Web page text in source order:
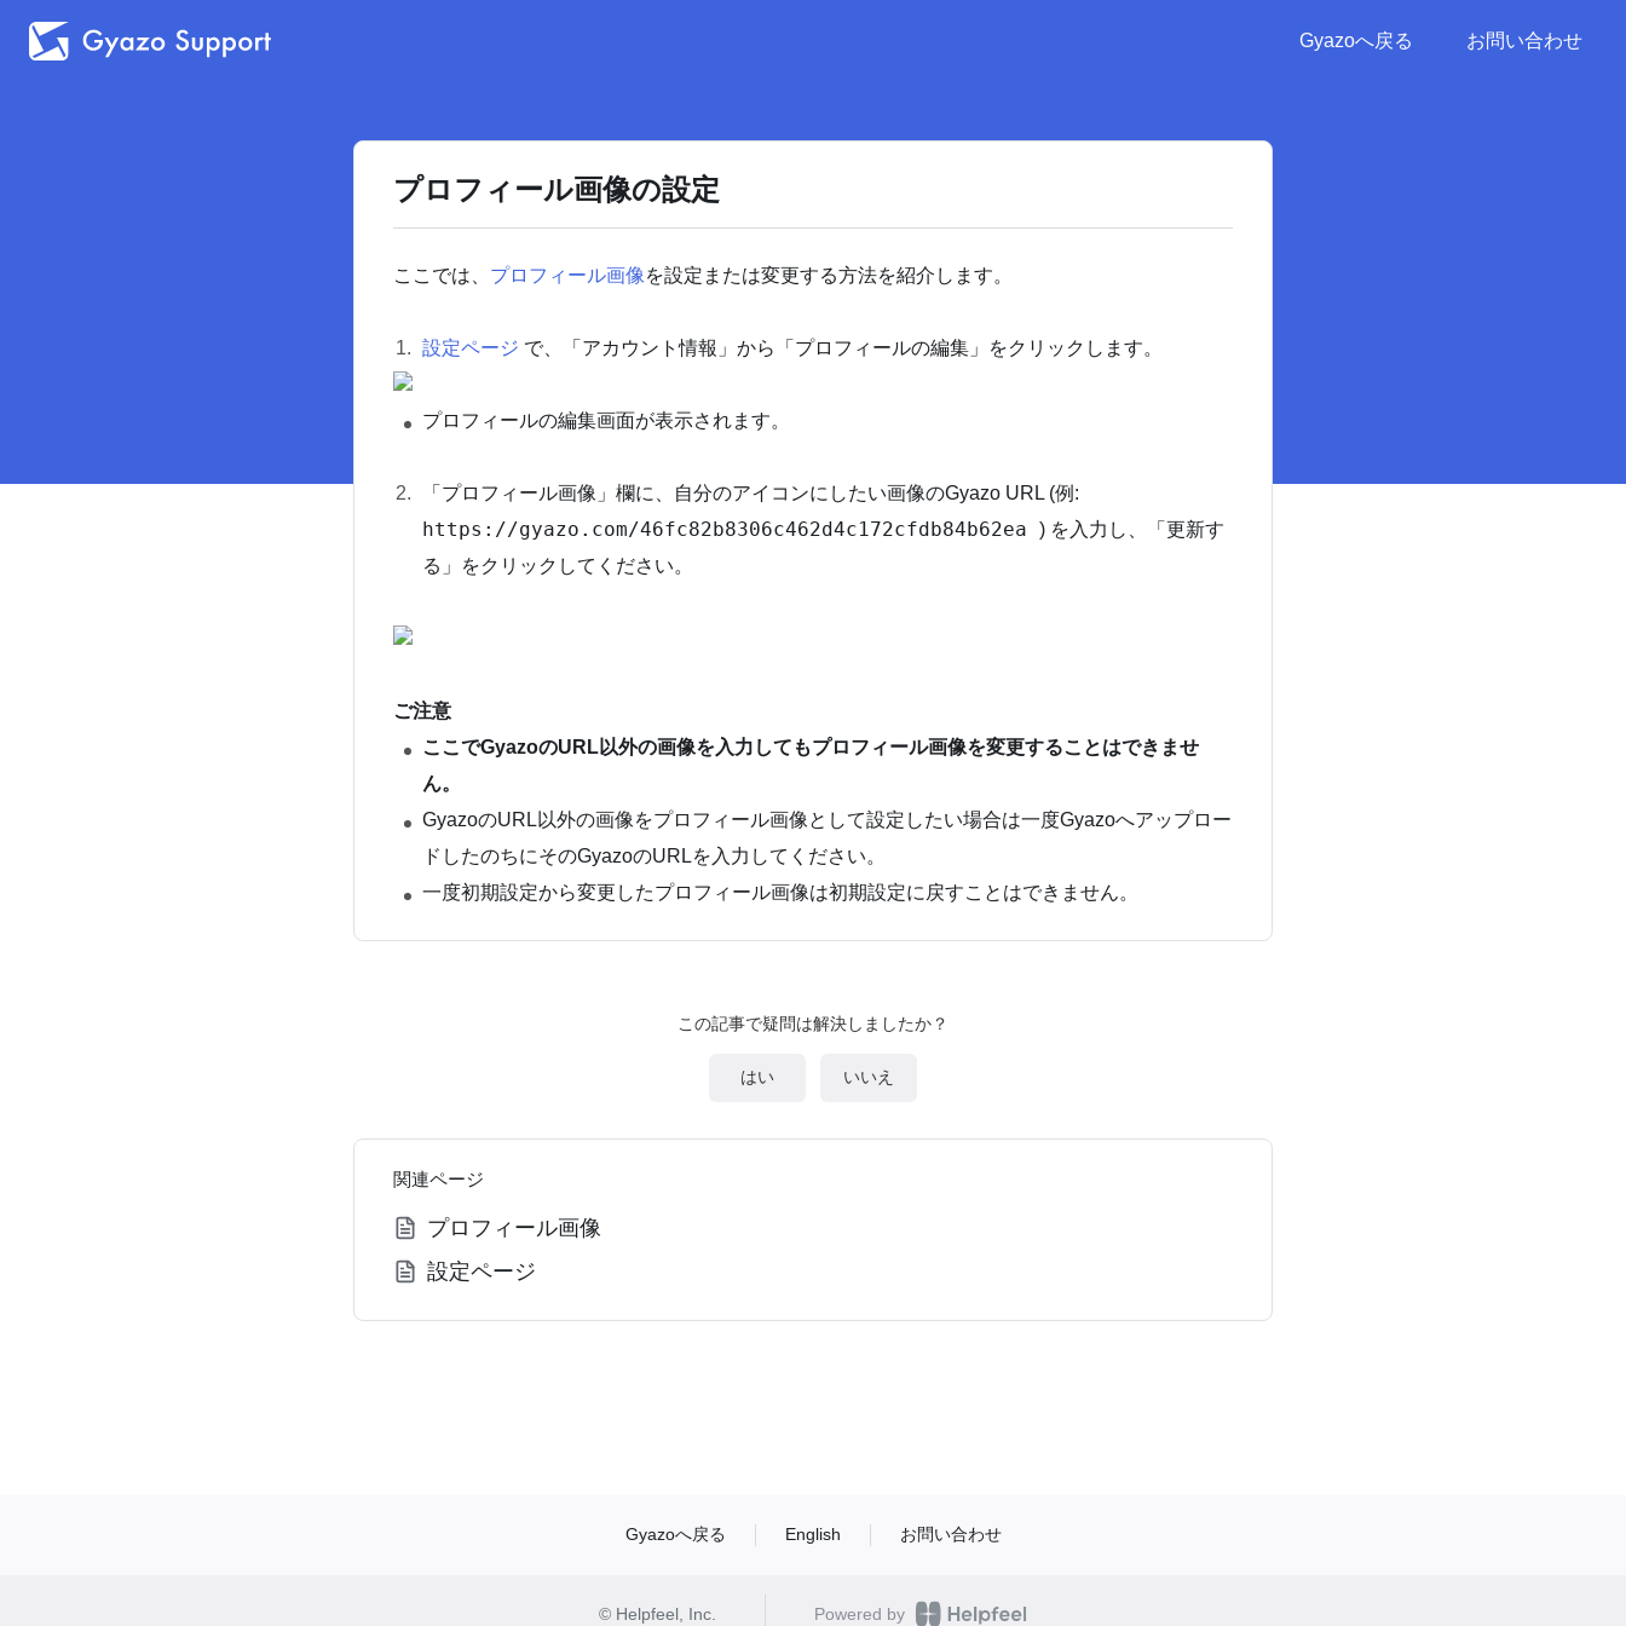
Gyazoへ戻る お問い合わせ
プロフィール画像の設定
ここでは、 プロフィール画像を設定または変更する方法を紹介します。
設定ページ で、「アカウント情報」から「プロフィールの編集」をクリックします。
プロフィールの編集画面が表示されます。
「プロフィール画像」欄に、自分のアイコンにしたい画像のGyazo URL (例:
https: //gyazo.com/46fc82b8306c462d4c172cfdb84b62ea
) を入力し、「更新す
る」をクリックしてください。
ご注意
ここでGyazoのURL以外の画像を入力してもプロフィール画像を変更することはできませ
ん。
GyazoのURL以外の画像をプロフィール画像として設定したい場合は一度Gyazoへアップロー
ドしたのちにそのGyazoのURLを入力してください。
一度初期設定から変更したプロフィール画像は初期設定に戻すことはできません。
この記事で疑問は解決しましたか？
はい いいえ
関連ページ
プロフィール画像
設定ページ
Gyazoへ戻る English お問い合わせ
© Helpfeel, Inc. Powered by